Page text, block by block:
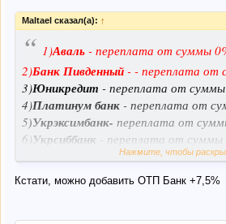
Maltael сказал(а): ↑
“ 1)Аваль - переплата от суммы
2)Банк Пивденный - - переплата от
3)Юникредит - переплата от
4)Платинум банк - переплата от
5)Укрэксимбанк- переплата от
6)Укрсиббанк - переплата от суммы
- переплата от суммы
- переплата от суммы 19%
9)Приватбанк- переплата от суммы
Нажмите, чтобы
Кстати, можно добавить ОТП Банк +7,5%